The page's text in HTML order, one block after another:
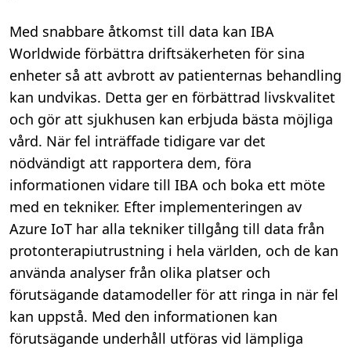
Med snabbare åtkomst till data kan IBA
Worldwide förbättra driftsäkerheten för sina
enheter så att avbrott av patienternas behandling
kan undvikas. Detta ger en förbättrad livskvalitet
och gör att sjukhusen kan erbjuda bästa möjliga
vård. När fel inträffade tidigare var det
nödvändigt att rapportera dem, föra
informationen vidare till IBA och boka ett möte
med en tekniker. Efter implementeringen av
Azure IoT har alla tekniker tillgång till data från
protonterapiutrustning i hela världen, och de kan
använda analyser från olika platser och
förutsägande datamodeller för att ringa in när fel
kan uppstå. Med den informationen kan
förutsägande underhåll utföras vid lämpliga